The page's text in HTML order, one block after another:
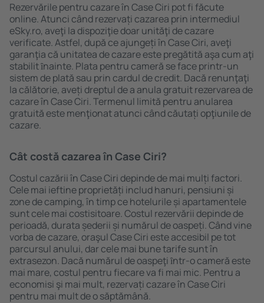
Rezervările pentru cazare în Case Ciri pot fi făcute
online. Atunci când rezervați cazarea prin intermediul
eSky.ro, aveţi la dispoziţie doar unităţi de cazare
verificate. Astfel, după ce ajungeți în Case Ciri, aveţi
garanţia că unitatea de cazare este pregătită aşa cum aţi
stabilit ȋnainte. Plata pentru cameră se face printr-un
sistem de plată sau prin cardul de credit. Dacă renunţaţi
la călătorie, aveți dreptul de a anula gratuit rezervarea de
cazare în Case Ciri. Termenul limită pentru anularea
gratuită este menţionat atunci când căutați opţiunile de
cazare.
Cât costă cazarea în Case Ciri?
Costul cazării în Case Ciri depinde de mai mulți factori.
Cele mai ieftine proprietăți includ hanuri, pensiuni și
zone de camping, în timp ce hotelurile și apartamentele
sunt cele mai costisitoare. Costul rezervării depinde de
perioadă, durata șederii și numărul de oaspeți. Când vine
vorba de cazare, oraşul Case Ciri este accesibil pe tot
parcursul anului, dar cele mai bune tarife sunt în
extrasezon. Dacă numărul de oaspeţi ȋntr-o cameră este
mai mare, costul pentru fiecare va fi mai mic. Pentru a
economisi şi mai mult, rezervați cazare în Case Ciri
pentru mai mult de o săptămână.